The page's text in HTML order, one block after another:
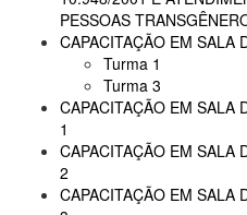
PESSOAS
CAPACITAÇÃO EM SALA
Turma 1
Turma 3
CAPACITAÇÃO EM SALA
1
CAPACITAÇÃO EM SALA
2
CAPACITAÇÃO EM SALA